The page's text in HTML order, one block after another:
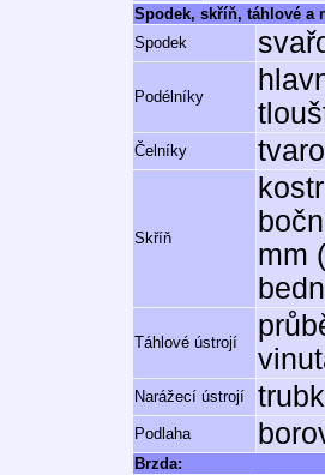
Spodek, skříň, táhlové a
Spodek
Podélníky
Čelníky
Skříň
mm
Táhlové ústrojí
Narážecí ústrojí
Podlaha
Brzda: